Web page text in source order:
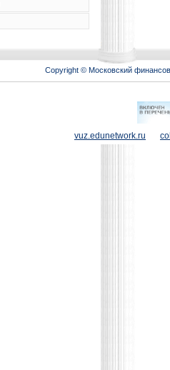
Copyright © Московский
vuz.edunetwork.ru